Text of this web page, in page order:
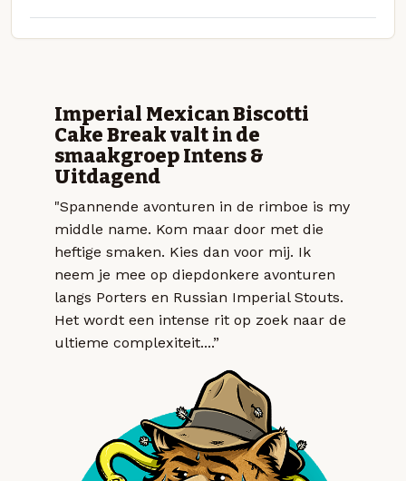
Imperial Mexican Biscotti
Cake Break valt in de
smaakgroep Intens &
Uitdagend
"Spannende avonturen in de rimboe is my
middle name. Kom maar door met die
heftige smaken. Kies dan voor mij. Ik
neem je mee op diepdonkere avonturen
langs Porters en Russian Imperial Stouts.
Het wordt een intense rit op zoek naar de
ultieme complexiteit....”